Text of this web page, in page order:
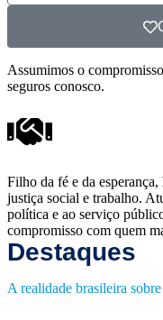
Assumimos o
seguros conosco.
Filho da fé e da esperança,
justiça social e trabalho.
política e ao serviço
compromisso com quem
Destaques
A realidade brasileira